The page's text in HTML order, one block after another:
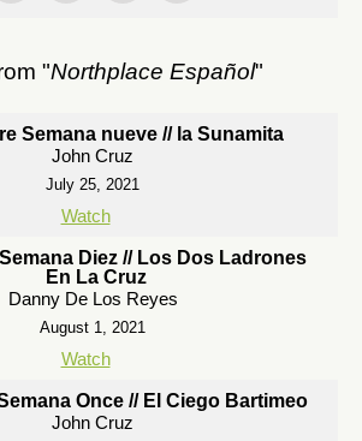
"Northplace Español"
Semana nueve // la Sunamita
John Cruz
July 25, 2021
Watch
Diez // Los Dos Ladrones
En La Cruz
Danny De Los Reyes
August 1, 2021
Watch
Once // El Ciego Bartimeo
John Cruz